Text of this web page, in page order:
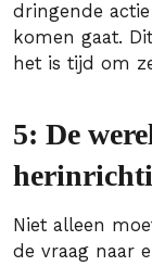
dringende
komen gaat.
het is tijd om
5: De
Niet alleen
de vraag naar